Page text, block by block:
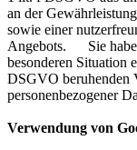
an der
sowie einer
Angebots. Sie
besonderen Situation
DSGVO beruhenden
personenbezogener
Verwendung von